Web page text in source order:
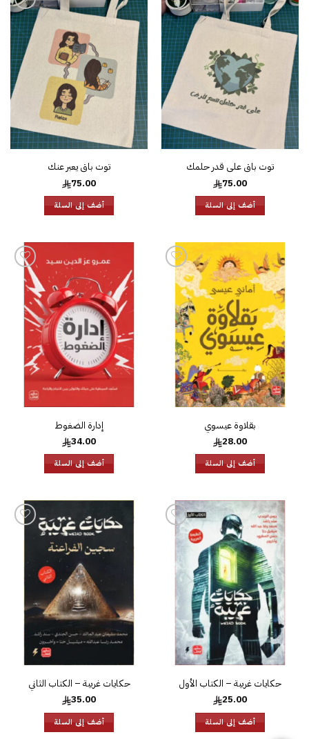
إضافة
إلى
قائمة
الرغبات
توت باق على قدر حلمك
75.00
أضف إلى السلة
إضافة
إلى
قائمة
الرغبات
توت باق يعبر عنك
75.00
أضف إلى السلة
إضافة
إلى
قائمة
الرغبات
بقلاوة عيسوي
28.00
أضف إلى السلة
إضافة
إلى
الرغبات
إدارة الضغوط
34.00
أضف إلى السلة
إضافة
قائمة
الرغبات
حكايات غريبة – الكتاب الأول
25.00
أضف إلى السلة
الرغبات
حكايات غريبة – الكتاب الثاني
35.00
أضف إلى السلة